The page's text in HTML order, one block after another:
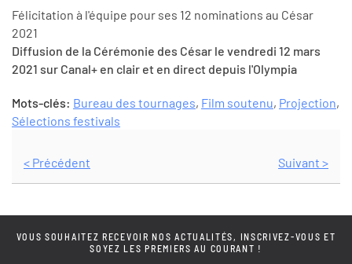
Félicitation à l'équipe pour ses 12 nominations au César
2021
Diffusion de la Cérémonie des César le vendredi 12 mars
2021 sur Canal+ en clair et en direct depuis l'Olympia
Mots-clés: Bureau des tournages, Film soutenu, Projection,
Sélections festivals
< Précédent Suivant >
VOUS SOUHAITEZ RECEVOIR NOS ACTUALITÉS, INSCRIVEZ-VOUS ET
SOYEZ LES PREMIERS AU COURANT !